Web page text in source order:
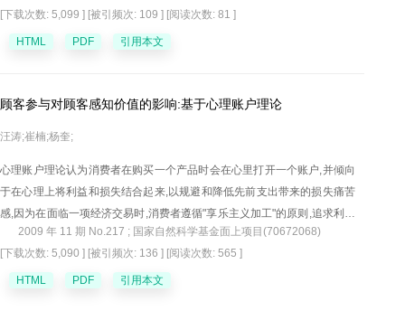
[下载次数: 5,099 ] [被引频次: 109 ] [阅读次数: 81 ]
HTML PDF 引用本文
顾客参与对顾客感知价值的影响:基于心理账户理论
汪涛;崔楠;杨奎;
心理账户理论认为消费者在购买一个产品时会在心里打开一个账户,并倾向
于在心理上将利益和损失结合起来,以规避和降低先前支出带来的损失痛苦
感,因为在面临一项经济交易时,消费者遵循"享乐主义加工"的原则,追求利益
最大化或满意最大化。文章从心理账户的禀赋效应和支付贬值视角探讨顾
客参与对顾客感知价值影响的中间心理过程,以便我们更好地理解顾客参与
怎样影响消费者得失感知以及消费者在参与中为什么倾向于放大利益感知
2009 年 11 期 No.217 ; 国家自然科学基金面上项目(70672068)
[下载次数: 5,090 ] [被引频次: 136 ] [阅读次数: 565 ]
HTML PDF 引用本文